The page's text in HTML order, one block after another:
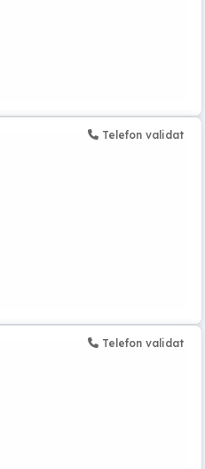
Telefon validat
Telefon validat